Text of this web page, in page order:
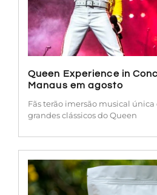
Queen Experience in
Manaus em agosto
Fãs terão imersão musical
grandes clássicos do Queen